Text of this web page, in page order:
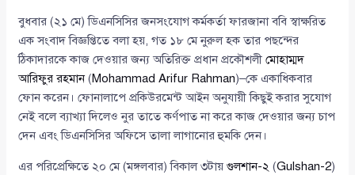
বুধবার (২১ মে) ডিএনসিসির জনসংযোগ কর্মকর্তা ফারজানা ববি স্বাক্ষরিত
এক সংবাদ বিজ্ঞপ্তিতে বলা হয়, গত ১৮ মে নুরুল হক তার পছন্দের
ঠিকাদারকে কাজ দেওয়ার জন্য অতিরিক্ত প্রধান প্রকৌশলীমোহাম্মদ
আরিফুর রহমান(Mohammad Arifur Rahman)–কে একাধিকবার
ফোন করেন। ফোনালাপে প্রকিউরমেন্ট আইন অনুযায়ী কিছুই করার সুযোগ
নেই বলে ব্যাখ্যা দিলেও নুর তাতে কর্ণপাত না করে কাজ দেওয়ার জন্য চাপ
দেন এবং ডিএনসিসির অফিসে তালা লাগানোর হুমকি দেন।
এর পরিপ্রেক্ষিতে ২০ মে (মঙ্গলবার) বিকাল ৩টায়গুলশান-২ (Gulshan-2)